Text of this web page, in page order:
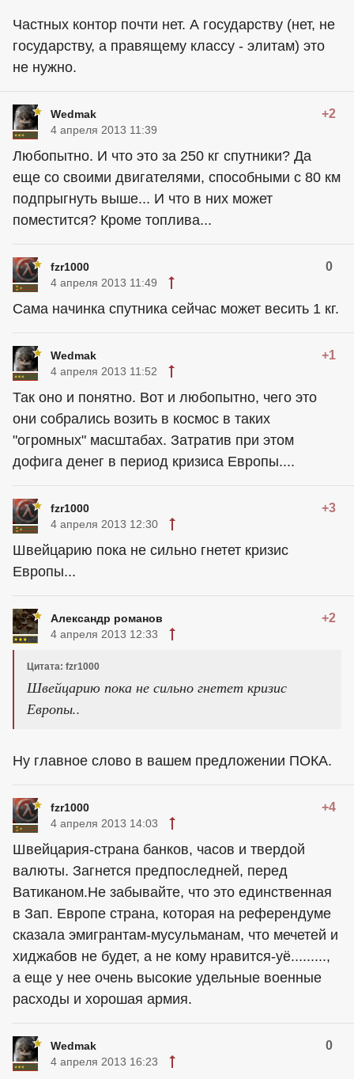
Частных контор почти нет. А государству (нет, не
государству, а правящему классу - элитам) это
не нужно.
Wedmak +2
4 апреля 2013 11:39
Любопытно. И что это за 250 кг спутники? Да
еще со своими двигателями, способными с 80 км
подпрыгнуть выше... И что в них может
поместится? Кроме топлива...
fzr1000 0
4 апреля 2013 11:49
Сама начинка спутника сейчас может весить 1 кг.
Wedmak +1
4 апреля 2013 11:52
Так оно и понятно. Вот и любопытно, чего это
они собрались возить в космос в таких
"огромных" масштабах. Затратив при этом
дофига денег в период кризиса Европы....
fzr1000 +3
4 апреля 2013 12:30
Швейцарию пока не сильно гнетет кризис
Европы...
Александр романов +2
4 апреля 2013 12:33
Цитата: fzr1000
Швейцарию пока не сильно гнетет кризис
Европы..
Ну главное слово в вашем предложении ПОКА.
fzr1000 +4
4 апреля 2013 14:03
Швейцария-страна банков, часов и твердой
валюты. Загнется предпоследней, перед
Ватиканом.Не забывайте, что это единственная
в Зап. Европе страна, которая на референдуме
сказала эмигрантам-мусульманам, что мечетей и
хиджабов не будет, а не кому нравится-уё.........,
а еще у нее очень высокие удельные военные
расходы и хорошая армия.
Wedmak 0
4 апреля 2013 16:23